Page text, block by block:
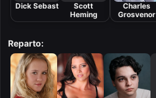
Dick Sebast
Scott
Heming
Charles
Grosvenor
Reparto: